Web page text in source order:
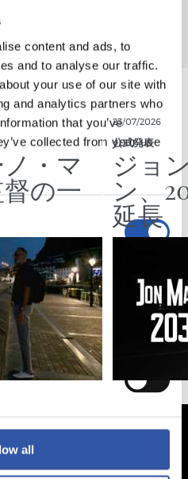
content and ads, to
and to analyse our traffic.
your use of our site with
and analytics partners who
that you’ve
collected from your use
all
・マ
の一
23/07/2026
公式発表
ジョ
ン、
延長